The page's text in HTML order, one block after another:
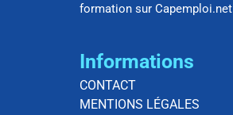
formation sur Capemploi.net
Informations
CONTACT
MENTIONS LÉGALES